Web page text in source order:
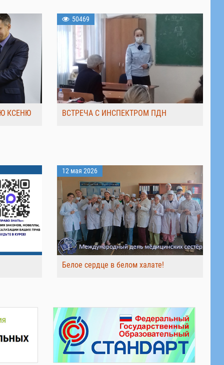
КСЕНЮ
50469
ВСТРЕЧА С ИНСПЕКТРОМ ПДН
12 мая 2026
Белое сердце в белом халате!